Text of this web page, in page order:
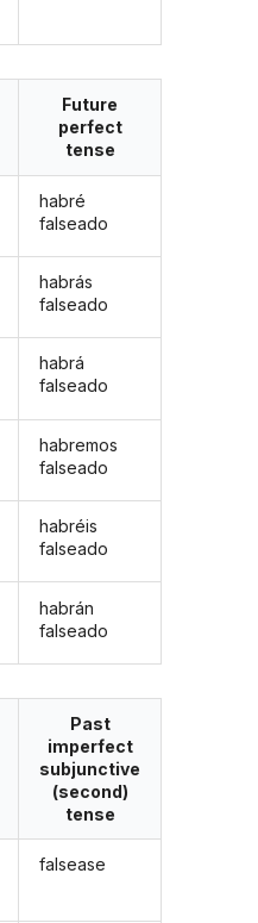
Future
perfect
tense
habré
falseado
habrás
falseado
habrá
falseado
habremos
falseado
habréis
falseado
habrán
falseado
Past
imperfect
subjunctive
(second)
tense
falsease